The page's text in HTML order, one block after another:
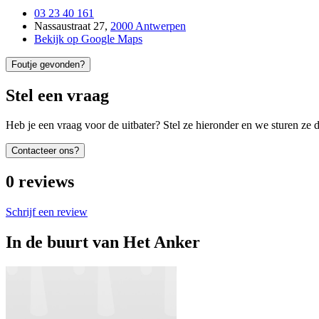
03 23 40 161
Nassaustraat 27, 2000 Antwerpen
Bekijk op Google Maps
Foutje gevonden?
Stel een vraag
Heb je een vraag voor de uitbater? Stel ze hieronder en we sturen ze
Contacteer ons?
0 reviews
Schrijf een review
In de buurt van Het Anker